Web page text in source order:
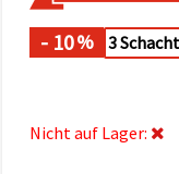
individuell
festlegen.
ändern
- 10% 3
Nicht auf Lager: